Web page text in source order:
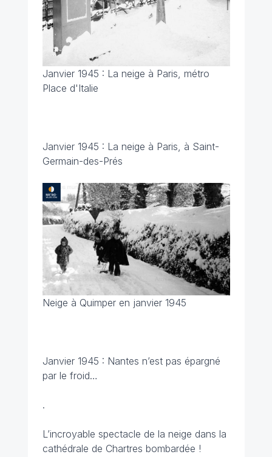
Janvier 1945 : La neige à Paris, métro
Place d'Italie
Janvier 1945 : La neige à Paris, à Saint-
Germain-des-Prés
Neige à Quimper en janvier 1945
Janvier 1945 : Nantes n’est pas épargné
par le froid…
.
L’incroyable spectacle de la neige dans la
cathédrale de Chartres bombardée !